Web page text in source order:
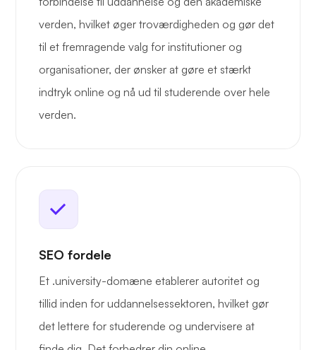
verden, hvilket øger troværdigheden og gør det
til et fremragende valg for institutioner og
organisationer, der ønsker at gøre et stærkt
indtryk online og nå ud til studerende over hele
verden.
SEO fordele
Et .university-domæne etablerer autoritet og
tillid inden for uddannelsessektoren, hvilket gør
det lettere for studerende og undervisere at